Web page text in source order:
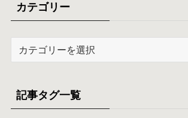
ブ
カテゴリー
リ
ー
記事タグ一覧